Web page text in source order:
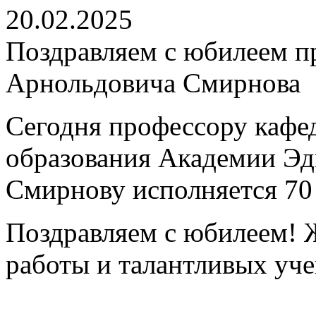
20.02.2025
Поздравляем с юбилеем
Арнольдовича Смирнова
Сегодня профессору
образования Академии
Смирнову исполняется 70
Поздравляем с юбилеем!
работы и талантливых